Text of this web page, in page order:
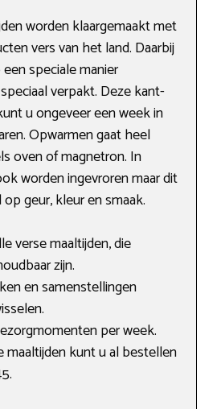
worden klaargemaakt met
vers van het land. Daarbij
speciale manier
verpakt. Deze kant-
u ongeveer een week in
Opwarmen gaat heel
oven of magnetron. In
worden ingevroren maar dit
geur, kleur en smaak.
verse maaltijden, die
zijn.
en samenstellingen
per week.
maaltijden kunt u al bestellen